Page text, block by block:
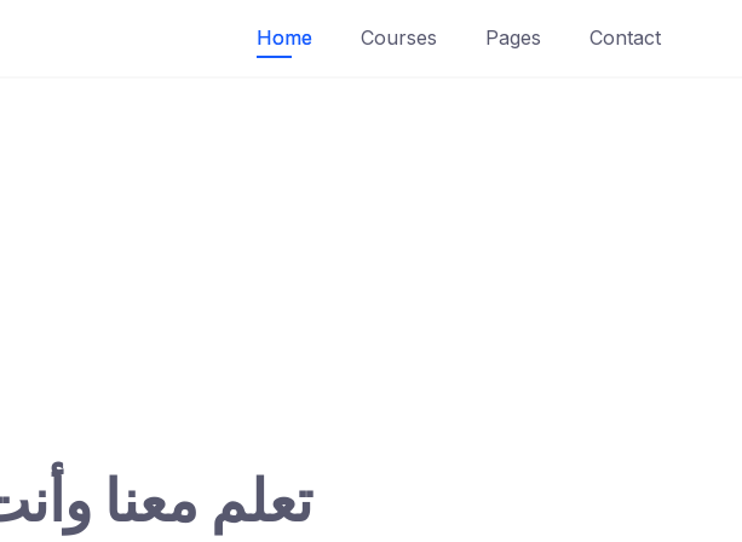
Home Courses Pages Contact
تعلم معنا